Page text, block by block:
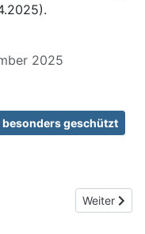
2025
besonders geschützt
Ischnura elegansNächster
Weiter